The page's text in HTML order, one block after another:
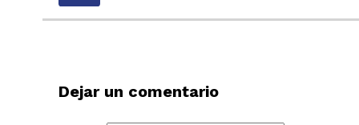
Dejar un comentario